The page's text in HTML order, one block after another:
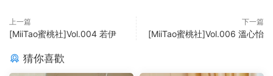
上一篇
[MiiTao蜜桃社]Vol.004 若伊
下一篇
[MiiTao蜜桃社]Vol.006 溫心怡
猜你喜歡